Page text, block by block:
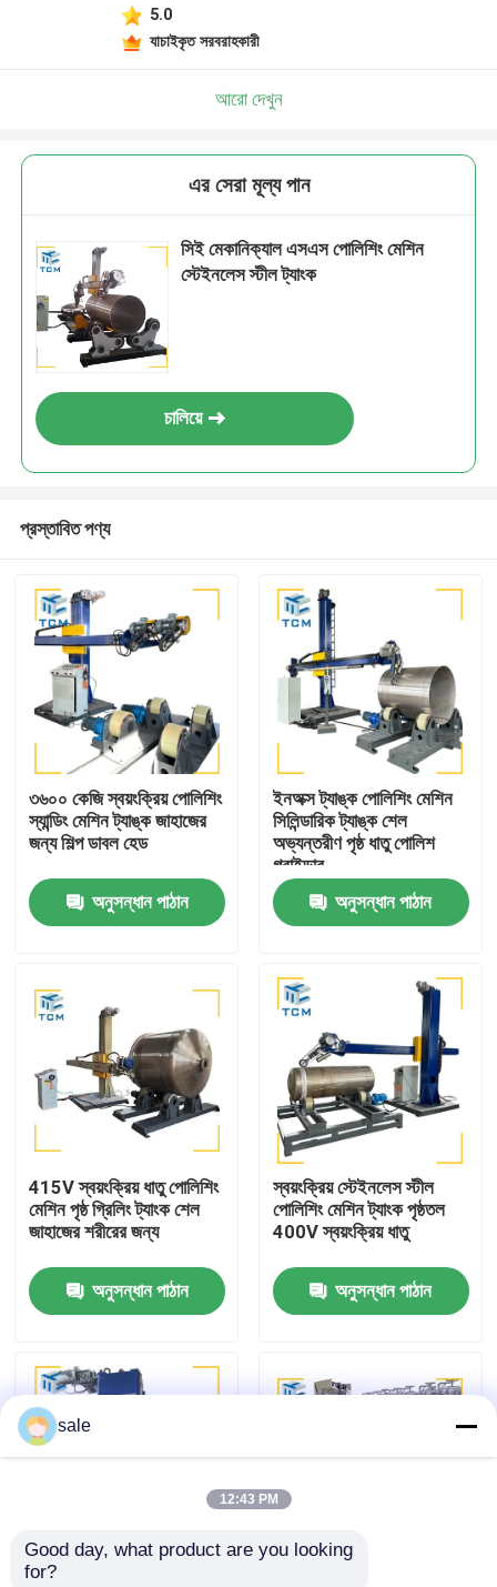
পণ্য
আমাদের সম্বন্ধে
কারখানা পরিদর্শন
গুণমান নিয়ন্ত্রণ
আমাদের সাথে যোগাযোগ করুন
খবর
মামলা
ট্যাংক পোলিশিং মেশিন
5.0
যাচাইকৃত সরবরাহকারী
আরো দেখুন
এর সেরা মূল্য পান
সিই মেকানিক্যাল এসএস পোলিশিং মেশিন
স্টেইনলেস স্টীল ট্যাংক
চালিয়ে
প্রস্তাবিত পণ্য
৩৬০০ কেজি স্বয়ংক্রিয় পোলিশিং
স্যান্ডিং মেশিন ট্যাঙ্ক জাহাজের
জন্য শিল্প ডাবল হেড
অনুসন্ধান পাঠান
ইনঅক্স ট্যাঙ্ক পোলিশিং মেশিন
সিলিন্ডারিক ট্যাঙ্ক শেল
অভ্যন্তরীণ পৃষ্ঠ ধাতু পোলিশ
গ্রাইন্ডার
অনুসন্ধান পাঠান
415V স্বয়ংক্রিয় ধাতু পোলিশিং
মেশিন পৃষ্ঠ গ্রিলিং ট্যাংক শেল
জাহাজের শরীরের জন্য
অনুসন্ধান পাঠান
স্বয়ংক্রিয় স্টেইনলেস স্টীল
পোলিশিং মেশিন ট্যাংক পৃষ্ঠতল
400V স্বয়ংক্রিয় ধাতু
অনুসন্ধান পাঠান
গ্রাইন্ডিং ট্যাঙ্ক পলিশিং মেশিন
sale
12:43 PM
Good day, what product are you looking
for?